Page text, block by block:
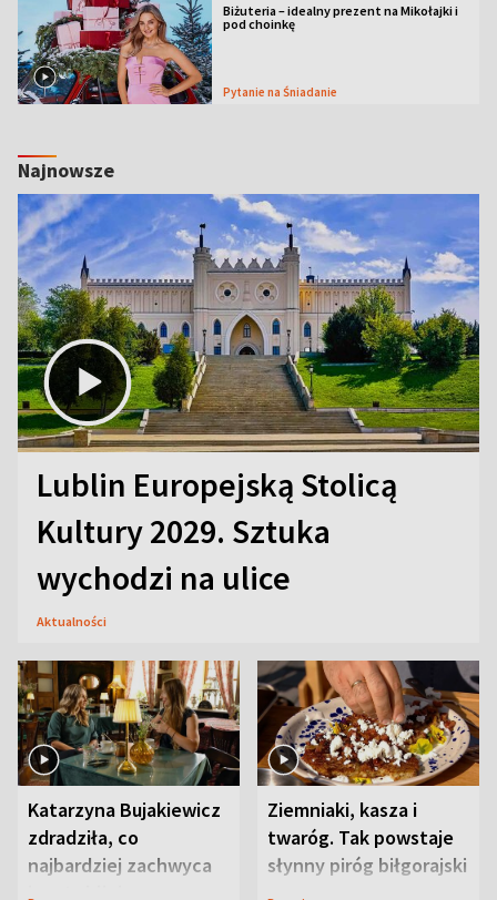
Biżuteria – idealny prezent na Mikołajki i
pod choinkę
Pytanie na Śniadanie
Najnowsze
Lublin Europejską Stolicą
Kultury 2029. Sztuka
wychodzi na ulice
Aktualności
Katarzyna Bujakiewicz
zdradziła, co
najbardziej zachwyca
ją w Lublinie
Ziemniaki, kasza i
twaróg. Tak powstaje
słynny piróg biłgorajski